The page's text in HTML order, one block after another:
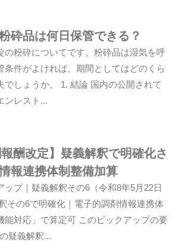
砕品は何日保管できる？
の粉砕についてです。粉砕品は湿気を呼
条件がよければ、期間としてはどのくら
でしょうか。 1. 結論 国内の公開されて
ンレスト...
報酬改定】疑義解釈で明確化さ
報連携体制整備加算
ップ｜疑義解釈その6（令和8年5月22日
その6で明確化｜電子的調剤情報連携体
能対応」で算定可 このピックアップの要
疑義解釈...